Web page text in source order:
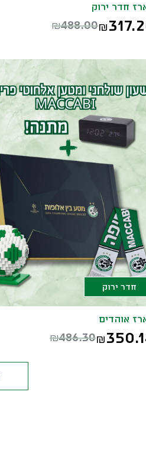
חדר ירוק
₪
488.00
₪
חדר ירוק
אוהדים
₪
486.30
₪